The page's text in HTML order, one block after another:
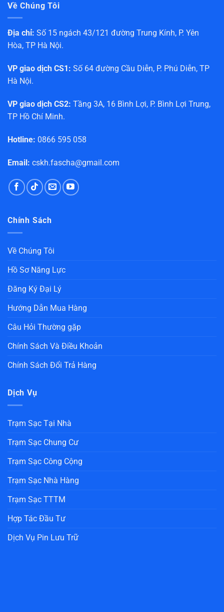
Về Chúng Tôi
Địa chỉ: Số 15 ngách 43/121 đường Trung Kính, P. Yên
Hòa, TP Hà Nội.
VP giao dịch CS1: Số 64 đường Cầu Diễn, P. Phú Diễn, TP
Hà Nội.
VP giao dịch CS2: Tầng 3A, 16 Bình Lợi, P. Bình Lợi Trung,
TP Hồ Chí Minh.
Hotline: 0866 595 058
Email: cskh.fascha@gmail.com
Chính Sách
Về Chúng Tôi
Hồ Sơ Năng Lực
Đăng Ký Đại Lý
Hướng Dẫn Mua Hàng
Câu Hỏi Thường gặp
Chính Sách Và Điều Khoản
Chính Sách Đổi Trả Hàng
Dịch Vụ
Trạm Sạc Tại Nhà
Trạm Sạc Chung Cư
Trạm Sạc Công Cộng
Trạm Sạc Nhà Hàng
Trạm Sạc TTTM
Hợp Tác Đầu Tư
Dịch Vụ Pin Lưu Trữ